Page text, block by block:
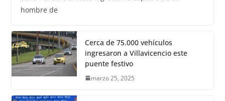
hombre de
Cerca de 75.000 vehículos
ingresaron a Villavicencio este
puente festivo
marzo 25, 2025